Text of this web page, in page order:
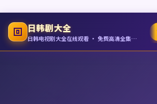
日韩剧大全
日韩电视剧大全在线观看 · 免费高清全集追剧